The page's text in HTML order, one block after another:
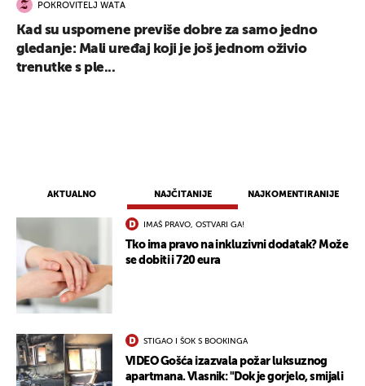
AKTUALNO NAJČITANIJE NAJKOMENTIRANIJE
IMAŠ PRAVO, OSTVARI GA!
Tko ima pravo na inkluzivni dodatak? Može
se dobiti i 720 eura
STIGAO I ŠOK S BOOKINGA
VIDEO Gošća izazvala požar luksuznog
apartmana. Vlasnik: "Dok je gorjelo, smijali
POKROVITELJ WATA
Kad su uspomene previše dobre za samo jedno
gledanje: Mali uređaj koji je još jednom oživio
trenutke s ple...